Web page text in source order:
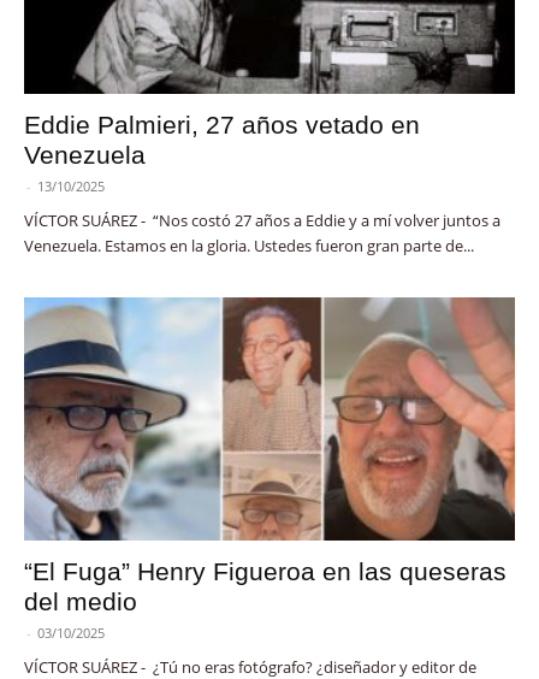
Eddie Palmieri, 27 años vetado en
Venezuela
- 13/10/2025
VÍCTOR SUÁREZ - “Nos costó 27 años a Eddie y a mí volver juntos a
Venezuela. Estamos en la gloria. Ustedes fueron gran parte de...
“El Fuga” Henry Figueroa en las queseras
del medio
- 03/10/2025
VÍCTOR SUÁREZ - ¿Tú no eras fotógrafo? ¿diseñador y editor de